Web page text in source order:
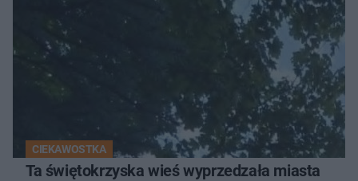
CIEKAWOSTKA
Ta świętokrzyska wieś wyprzedzała miasta